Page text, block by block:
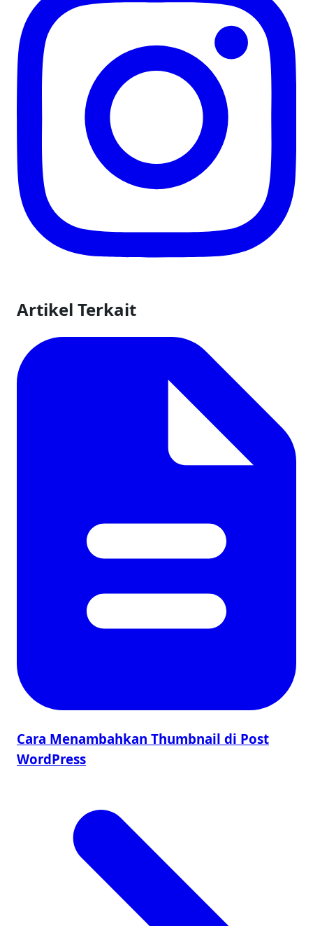
Artikel Terkait
Cara Menambahkan Thumbnail di Post
WordPress